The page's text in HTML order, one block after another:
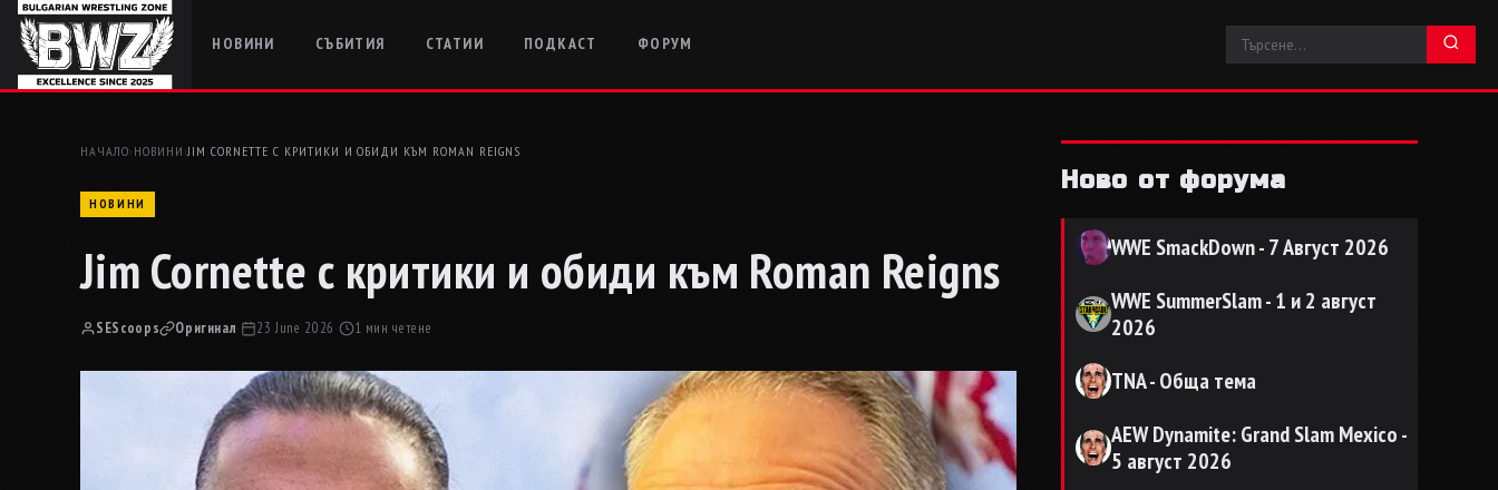
НОВИНИ СЪБИТИЯ СТАТИИ ПОДКАСТ ФОРУМ
НАЧАЛО› НОВИНИ ›JIM CORNETTE С КРИТИКИ И ОБИДИ КЪМ ROMAN REIGNS
НОВИНИ
Jim Cornette с критики и обиди към Roman Reigns
SEScoops Оригинал· 23 June 2026· 1 мин четене
Ново от форума
WWE SmackDown - 7 Август 2026
WWE SummerSlam - 1 и 2 август
2026
TNA - Обща тема
AEW Dynamite: Grand Slam Mexico -
5 август 2026